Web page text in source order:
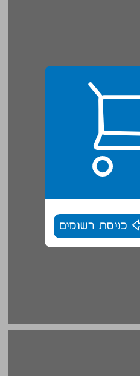
כניסת רשומים